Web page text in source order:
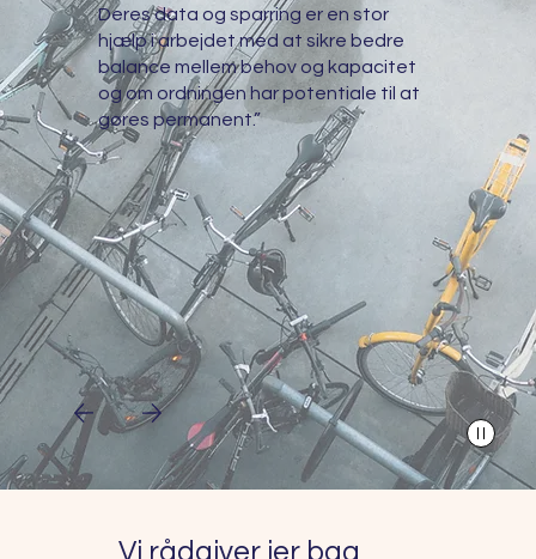
Deres data og sparring er en stor
hjælp i arbejdet med at sikre bedre
balance mellem behov og kapacitet
og om ordningen har potentiale til at
gøres permanent.”
Vi rådgiver jer bag